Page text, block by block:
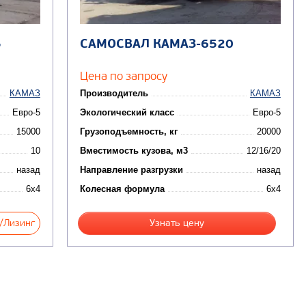
КАМАЗ
Евро-5
15000
10
назад
6x4
Лизинг
САМОСВАЛ КАМАЗ-6520
Цена по запросу
Производитель
КАМАЗ
Экологический класс
Евро-5
Грузоподъемность, кг
20000
Вместимость кузова, м3
12/16/20
Направление разгрузки
назад
Колесная формула
6x4
Узнать цену